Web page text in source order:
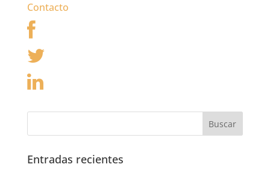
Contacto
Entradas recientes